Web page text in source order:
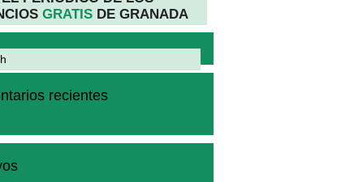
GRATIS DE GRANADA
recientes